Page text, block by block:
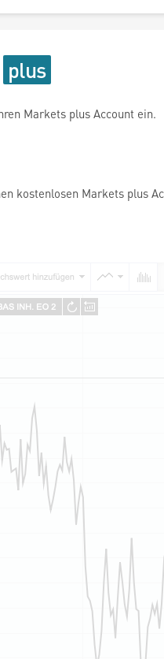
Markets plus Account ein.
kostenlosen Markets plus